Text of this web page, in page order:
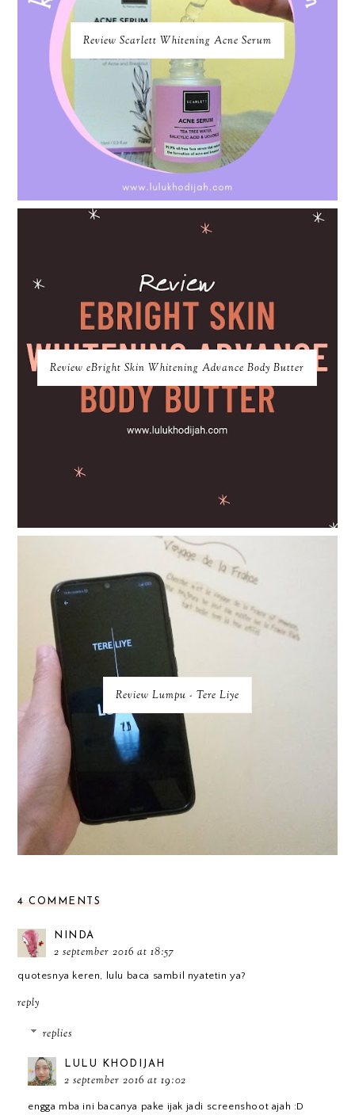
Review Scarlett Whitening Acne Serum
Review eBright Skin Whitening Advance Body Butter
Review Lumpu - Tere Liye
4 COMMENTS
NINDA
2 september 2016 at 18:57
quotesnya keren, lulu baca sambil nyatetin ya?
reply
replies
LULU KHODIJAH
2 september 2016 at 19:02
engga mba ini bacanya pake ijak jadi screenshoot ajah :D